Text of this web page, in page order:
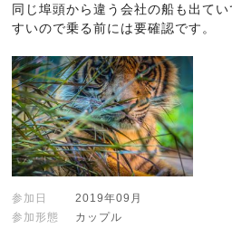
同じ埠頭から違う会社の船も出て
すいので乗る前には要確認です。
参加日
2019年09月
参加形態
カップル